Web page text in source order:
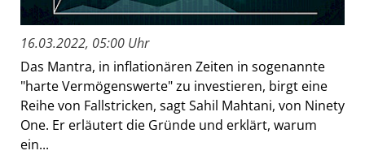
16.03.2022, 05:00 Uhr
Das Mantra, in inflationären Zeiten in sogenannte
"harte Vermögenswerte" zu investieren, birgt eine
Reihe von Fallstricken, sagt Sahil Mahtani, von Ninety
One. Er erläutert die Gründe und erklärt, warum
ein...